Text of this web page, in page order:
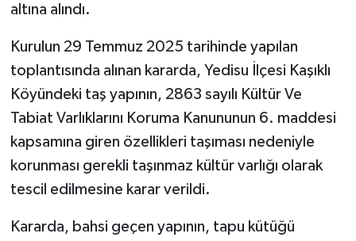
altına alındı.
Kurulun 29 Temmuz 2025 tarihinde yapılan
toplantısında alınan kararda, Yedisu İlçesi Kaşıklı
Köyündeki taş yapının, 2863 sayılı Kültür Ve
Tabiat Varlıklarını Koruma Kanununun 6. maddesi
kapsamına giren özellikleri taşıması nedeniyle
korunması gerekli taşınmaz kültür varlığı olarak
tescil edilmesine karar verildi.
Kararda, bahsi geçen yapının, tapu kütüğü
YEDİSU